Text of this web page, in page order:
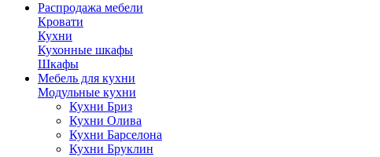
Распродажа мебели
Кровати
Кухни
Кухонные шкафы
Шкафы
Мебель для кухни
Модульные кухни
Кухни Бриз
Кухни Олива
Кухни Барселона
Кухни Бруклин